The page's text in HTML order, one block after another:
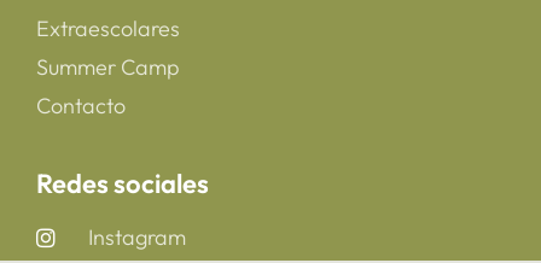
Extraescolares
Summer Camp
Contacto
Redes sociales
Instagram